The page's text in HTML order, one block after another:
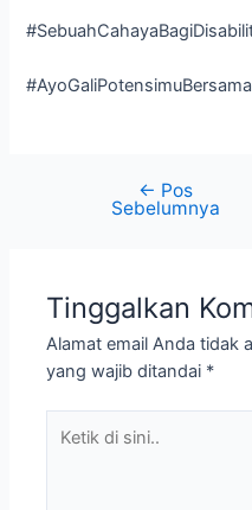
← Pos
Sebelumnya
Tinggalkan
Alamat email Anda tidak
yang wajib ditandai *